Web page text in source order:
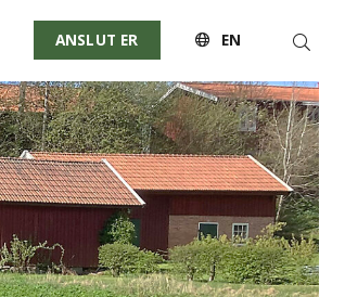
ANSLUT ER EN Sök